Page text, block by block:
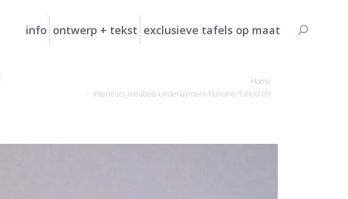
info ontwerp + tekst exclusieve tafels op maat Search:
Home
Interieurs_meubels-Underlayment-Mahonie-Tofield-09